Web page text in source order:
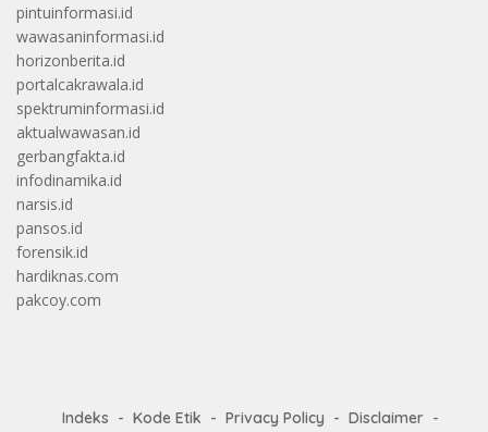
pintuinformasi.id
wawasaninformasi.id
horizonberita.id
portalcakrawala.id
spektruminformasi.id
aktualwawasan.id
gerbangfakta.id
infodinamika.id
narsis.id
pansos.id
forensik.id
hardiknas.com
pakcoy.com
Indeks Kode Etik Privacy Policy
Disclaimer